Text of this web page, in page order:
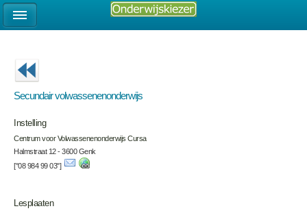
Secundair volwassenenonderwijs
Instelling
Centrum voor Volwassenenonderwijs Cursa
Halmstraat 12 - 3600 Genk
["08 984 99 03"]
Lesplaaten